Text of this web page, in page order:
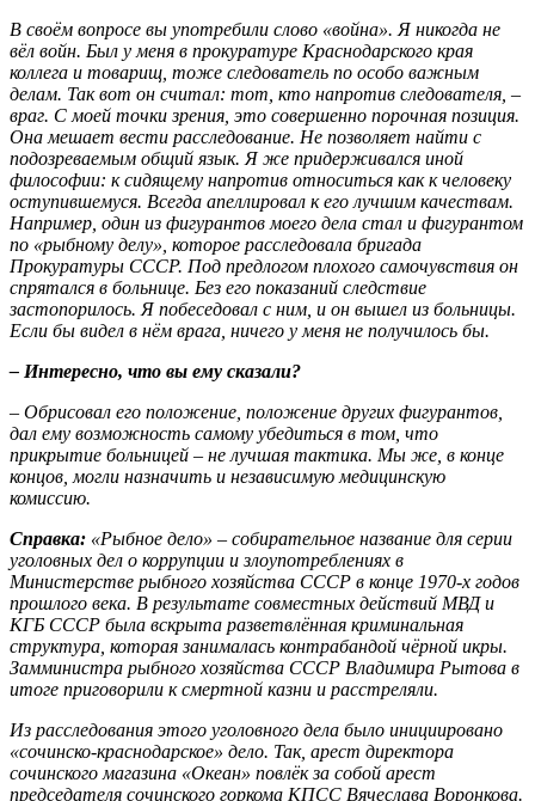
В своём вопросе вы употребили слово «война». Я никогда не
вёл войн. Был у меня в прокуратуре Краснодарского края
коллега и товарищ, тоже следователь по особо важным
делам. Так вот он считал: тот, кто напротив следователя, –
враг. С моей точки зрения, это совершенно порочная позиция.
Она мешает вести расследование. Не позволяет найти с
подозреваемым общий язык. Я же придерживался иной
философии: к сидящему напротив относиться как к человеку
оступившемуся. Всегда апеллировал к его лучшим качествам.
Например, один из фигурантов моего дела стал и фигурантом
по «рыбному делу», которое расследовала бригада
Прокуратуры СССР. Под предлогом плохого самочувствия он
спрятался в больнице. Без его показаний следствие
застопорилось. Я побеседовал с ним, и он вышел из больницы.
Если бы видел в нём врага, ничего у меня не получилось бы.
– Интересно, что вы ему сказали?
– Обрисовал его положение, положение других фигурантов,
дал ему возможность самому убедиться в том, что
прикрытие больницей – не лучшая тактика. Мы же, в конце
концов, могли назначить и независимую медицинскую
комиссию.
Справка: «Рыбное дело» – собирательное название для серии
уголовных дел о коррупции и злоупотреблениях в
Министерстве рыбного хозяйства СССР в конце 1970-х годов
прошлого века. В результате совместных действий МВД и
КГБ СССР была вскрыта разветвлённая криминальная
структура, которая занималась контрабандой чёрной икры.
Замминистра рыбного хозяйства СССР Владимира Рытова в
итоге приговорили к смертной казни и расстреляли.
Из расследования этого уголовного дела было инициировано
«сочинско-краснодарское» дело. Так, арест директора
сочинского магазина «Океан» повлёк за собой арест
председателя сочинского горкома КПСС Вячеслава Воронкова.